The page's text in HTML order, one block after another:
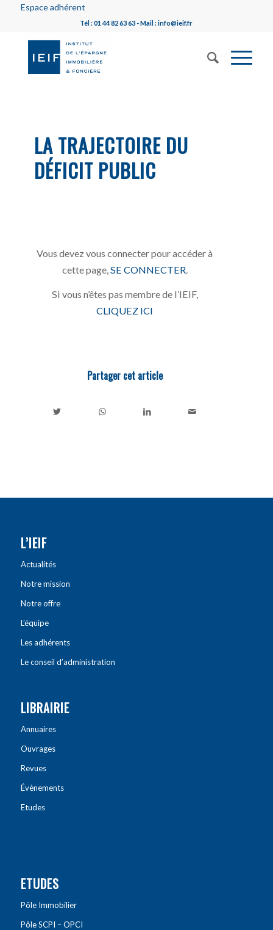
Espace adhérent
Tél : 01 44 82 63 63 - Mail : info@ieif.fr
LA TRAJECTOIRE DU
DÉFICIT PUBLIC
Vous devez vous connecter pour accéder à
cette page, SE CONNECTER
Si vous n’êtes pas membre de l’IEIF,
CLIQUEZ ICI
Partager cet article
L’IEIF
Actualités
Notre mission
Notre offre
L’équipe
Les adhérents
Le conseil d’administration
LIBRAIRIE
Annuaires
Ouvrages
Revues
Évènements
Etudes
ETUDES
Pôle Immobilier
Pôle SCPI – OPCI